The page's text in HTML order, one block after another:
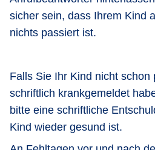
sicher sein, dass Ihrem Kind
nichts passiert ist.
Falls Sie Ihr Kind nicht schon
schriftlich krankgemeldet
bitte eine schriftliche
Kind wieder gesund ist.